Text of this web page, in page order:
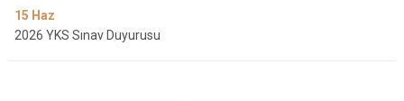
15 Haz
2026 YKS Sınav Duyurusu